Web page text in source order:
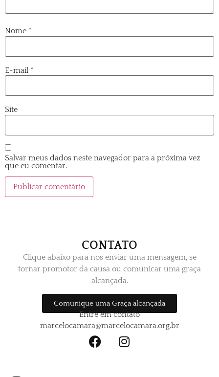
Nome *
E-mail *
Site
Salvar meus dados neste navegador para a próxima vez
que eu comentar.
CONTATO
Clique abaixo para nos enviar uma mensagem, se
tornar promotor da causa ou comunicar uma graça
alcançada.
Comunique uma Graça alcançada
Entre em contato
marcelocamara@marcelocamara.org.br